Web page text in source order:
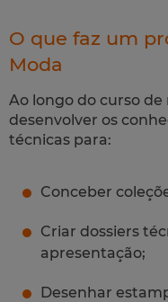
O que faz um
Moda
Ao longo do curso
desenvolver os
técnicas para:
Conceber
Criar dossiers
apresentação;
Desenhar